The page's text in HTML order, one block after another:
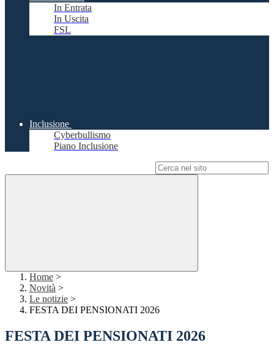
In Entrata
In Uscita
FSL
Inclusione
Cyberbullismo
Piano Inclusione
Home >
Novità >
Le notizie >
FESTA DEI PENSIONATI 2026
FESTA DEI PENSIONATI 2026